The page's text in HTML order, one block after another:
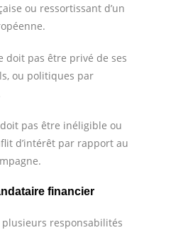
ou ressortissant d’un
doit pas être privé de ses
ou politiques par
pas être inéligible ou
d’intérêt par rapport au
financier
responsabilités